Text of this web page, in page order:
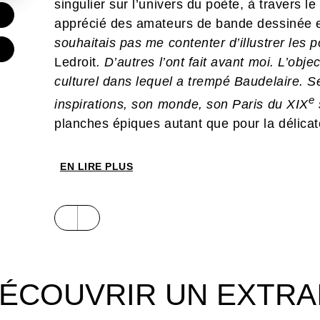
singulier sur l’univers du poète, à travers
apprécié des amateurs de bande dessinée
souhaitais pas me contenter d’illustrer les
Ledroit. D’autres l’ont fait avant moi.
culturel dans lequel a trempé Baudelaire.
inspirations, son monde, son Paris du XIXe
planches épiques autant que pour la
toute la puissance de son trait. Les
corps féminins, c’est un voyage
EN LIRE PLUS
UN